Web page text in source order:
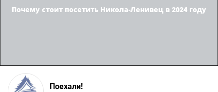
Почему стоит посетить Никола-Ленивец в 2024 году
Поехали!